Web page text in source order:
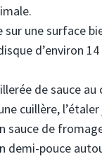
sur une surface
d’environ
de sauce
cuillère,
sauce de
demi-pouce